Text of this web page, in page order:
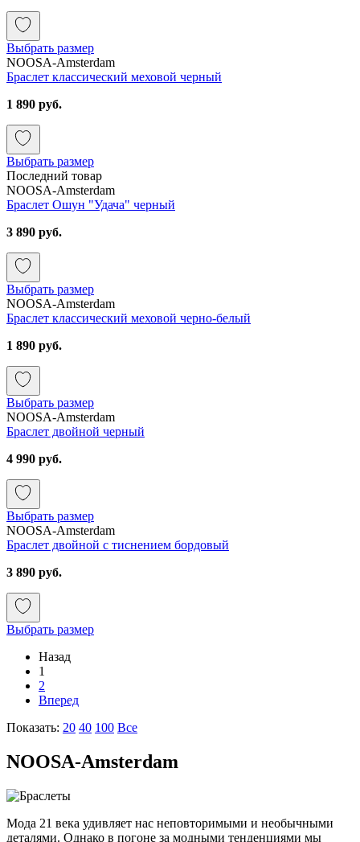
Выбрать размер
NOOSA-Amsterdam
Браслет классический меховой черный
1 890 руб.
Выбрать размер
Последний товар
NOOSA-Amsterdam
Браслет Ошун "Удача" черный
3 890 руб.
Выбрать размер
NOOSA-Amsterdam
Браслет классический меховой черно-белый
1 890 руб.
Выбрать размер
NOOSA-Amsterdam
Браслет двойной черный
4 990 руб.
Выбрать размер
NOOSA-Amsterdam
Браслет двойной с тиснением бордовый
3 890 руб.
Выбрать размер
Назад
1
2
Вперед
Показать: 20 40 100 Все
NOOSA-Amsterdam
Мода 21 века удивляет нас неповторимыми и необычными
деталями. Однако в погоне за модными тенденциями мы